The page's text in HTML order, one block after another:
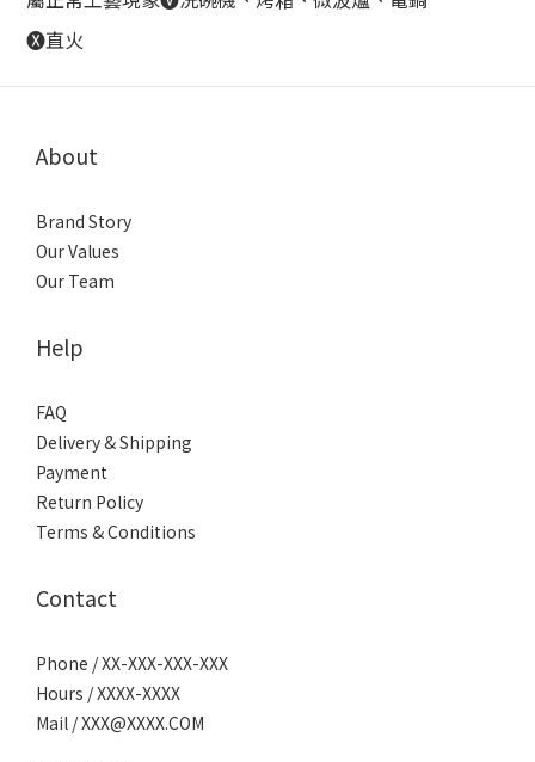
🅧直火
About
Brand Story
Our Values
Our Team
Help
FAQ
Delivery & Shipping
Payment
Return Policy
Terms & Conditions
Contact
Phone / XX-XXX-XXX-XXX
Hours / XXXX-XXXX
Mail / XXX@XXXX.COM